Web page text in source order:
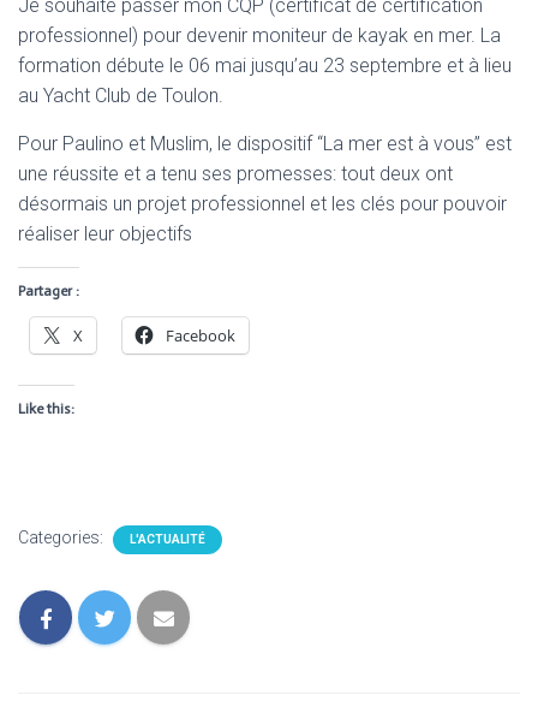
Je souhaite passer mon CQP (certificat de certification
professionnel) pour devenir moniteur de kayak en mer. La
formation débute le 06 mai jusqu’au 23 septembre et à lieu
au Yacht Club de Toulon.
Pour Paulino et Muslim, le dispositif “La mer est à vous” est
une réussite et a tenu ses promesses: tout deux ont
désormais un projet professionnel et les clés pour pouvoir
réaliser leur objectifs
Partager :
X Facebook
Like this:
Categories: L'ACTUALITÉ